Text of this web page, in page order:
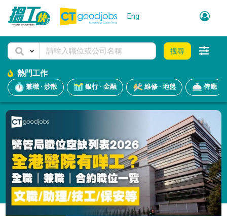
Eng
搜尋
熱門工作
兼職 · 炒散 銀行 · 金融 維修 · 地盤 侍應